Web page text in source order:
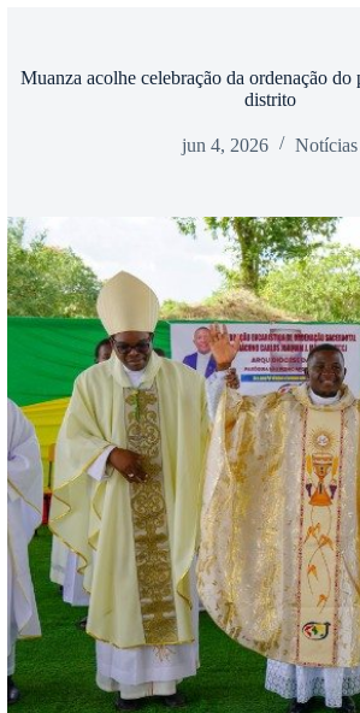
Muanza acolhe celebração da ordenação do
distrito
jun 4, 2026 Notícias